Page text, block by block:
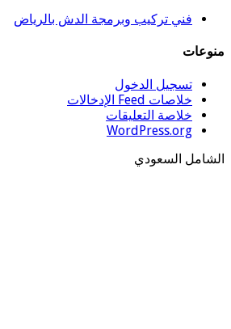
فني تركيب وبرمجة الدش بالرياض
تسجيل الدخول
خلاصات Feed الإدخالات
خلاصة التعليقات
WordPress.org
السعودي